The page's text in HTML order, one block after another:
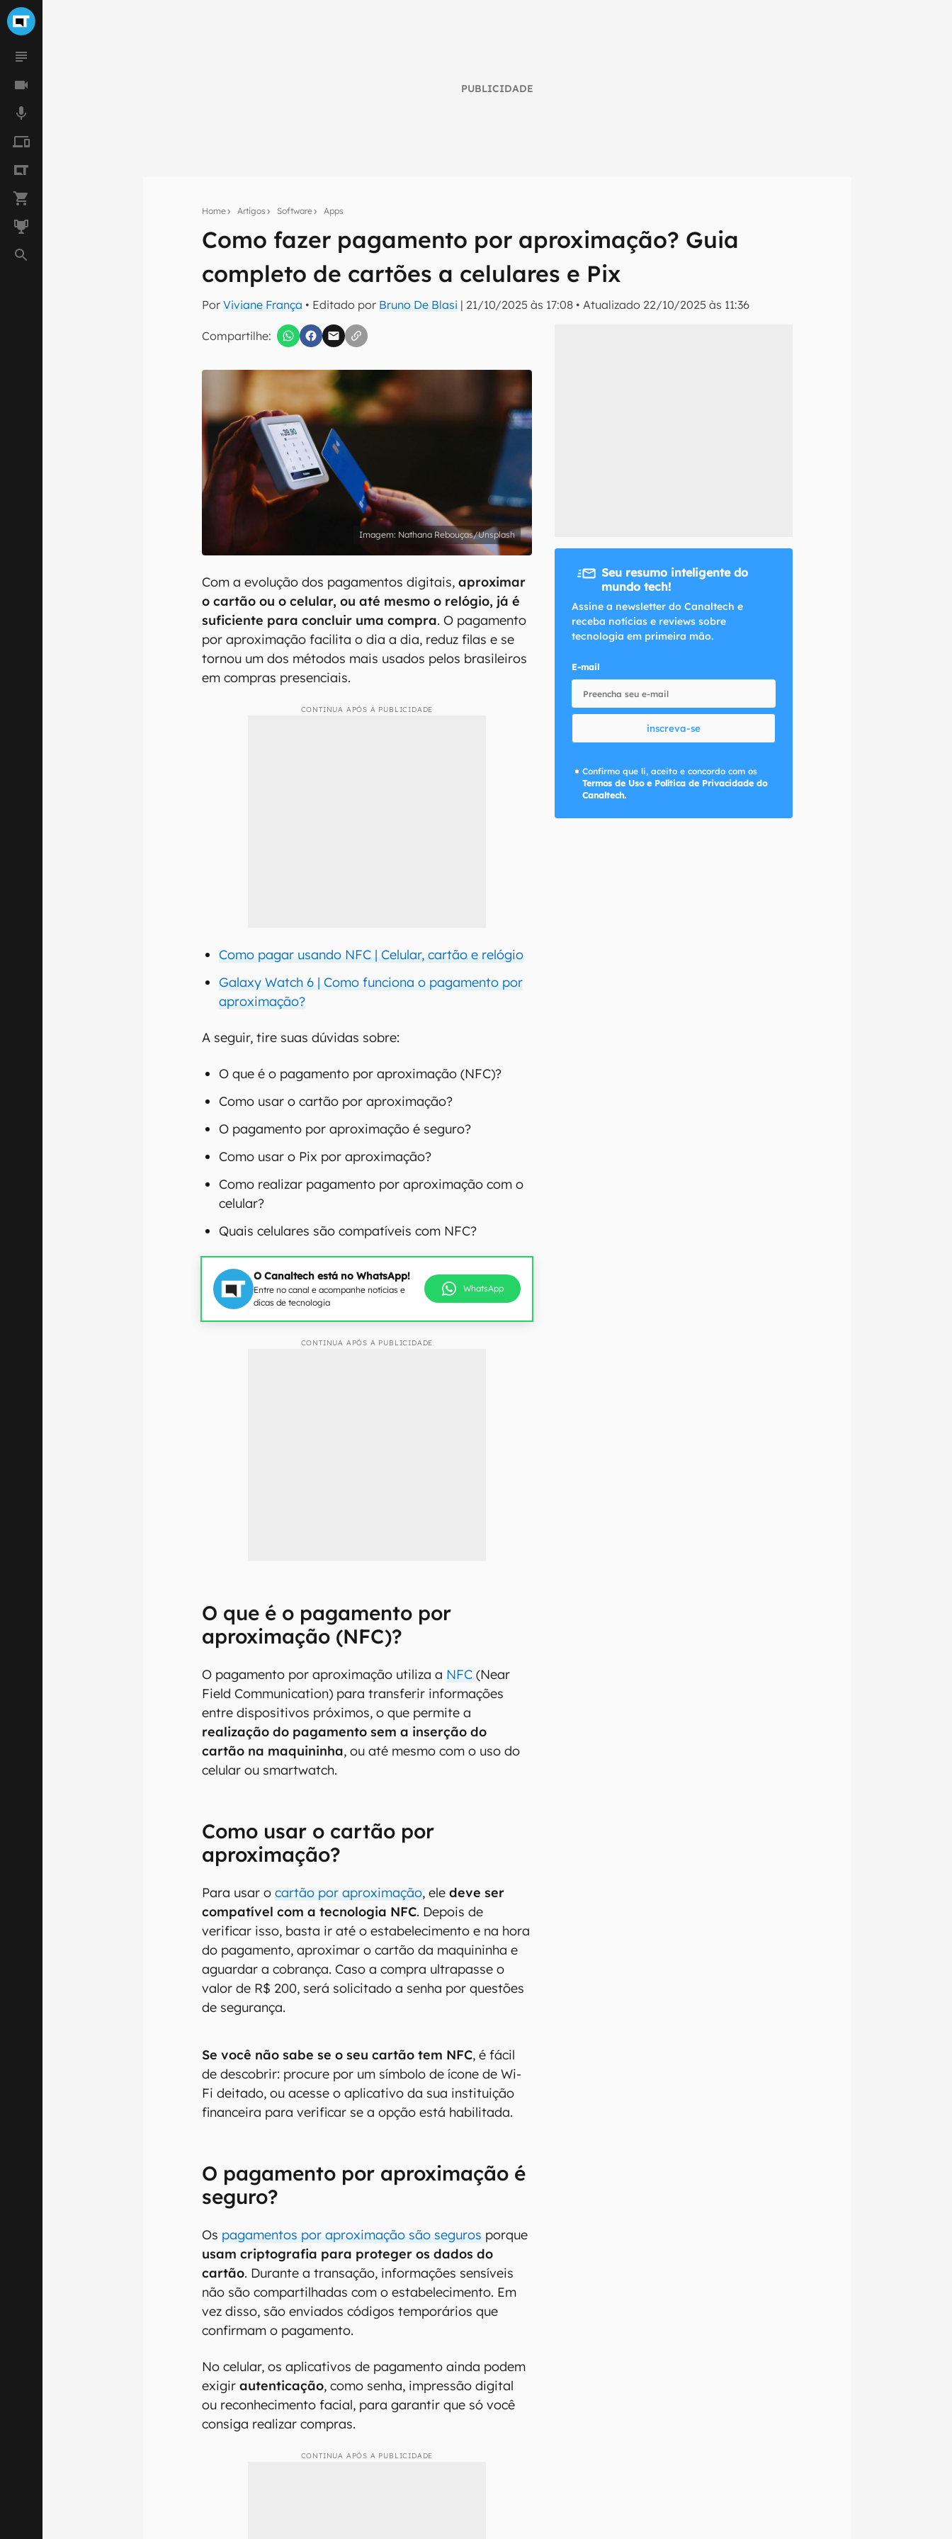
PUBLICIDADE
Home Artigos Software Apps
Como fazer pagamento por aproximação? Guia
completo de cartões a celulares e Pix
PorViviane França • Editado por Bruno De Blasi | 21/10/2025 às 17:08 •Atualizado 22/10/2025 às 11:36
Compartilhe:
Seu resumo inteligente do mundo tech!
Assine a newsletter do Canaltech e receba notícias e reviews sobre tecnologia em primeira
Confirmo que li, aceito e concordo com os Termos de Uso e Política de Privacidade do Canaltech.
Nathana Rebouças/Unsplash
Com a evolução dos pagamentos digitais,aproximar
o cartão ou o celular, ou até mesmo o relógio, já é
suficiente para concluir uma compra. O pagamento
por aproximação facilita o dia a dia, reduz filas e se
tornou um dos métodos mais usados pelos brasileiros
em compras presenciais.
CONTINUA APÓS A PUBLICIDADE
Como pagar usando NFC | Celular, cartão e relógio
Galaxy Watch 6 | Como funciona o pagamento por
aproximação?
A seguir, tire suas dúvidas sobre:
O que é o pagamento por aproximação (NFC)?
Como usar o cartão por aproximação?
O pagamento por aproximação é seguro?
Como usar o Pix por aproximação?
Como realizar pagamento por aproximação com o
celular?
Quais celulares são compatíveis com NFC?
O Canaltech está no WhatsApp!
Entre no canal e acompanhe notícias e
dicas de tecnologia
WhatsApp
CONTINUA APÓS A PUBLICIDADE
O que é o pagamento por
aproximação (NFC)?
O pagamento por aproximação utiliza a NFC(Near
Field Communication) para transferir informações
entre dispositivos próximos, o que permite a
realização do pagamento sem a inserção do
cartão na maquininha, ou até mesmo com o uso do
celular ou smartwatch.
Como usar o cartão por
aproximação?
Para usar ocartão por aproximação, eledeve ser
compatível com a tecnologia NFC. Depois de
verificar isso, basta ir até o estabelecimento e na hora
do pagamento, aproximar o cartão da maquininha e
aguardar a cobrança. Caso a compra ultrapasse o
valor de R$ 200, será solicitado a senha por questões
de segurança.
Se você não sabe se o seu cartão tem NFC, é fácil
de descobrir: procure por um símbolo de ícone de Wi-
Fi deitado, ou acesse o aplicativo da sua instituição
financeira para verificar se a opção está habilitada.
O pagamento por aproximação é
seguro?
Os pagamentos por aproximação são seguros porque
usam criptografia para proteger os dados do
cartão. Durante a transação, informações sensíveis
não são compartilhadas com o estabelecimento. Em
vez disso, são enviados códigos temporários que
confirmam o pagamento.
No celular, os aplicativos de pagamento ainda podem
exigirautenticação, como senha, impressão digital
ou reconhecimento facial, para garantir que só você
consiga realizar compras.
CONTINUA APÓS A PUBLICIDADE
Seu resumo inteligente do
mundo tech!
Assine a newsletter do Canaltech e
receba notícias e reviews sobre
tecnologia em primeira mão.
E-mail
inscreva-se
Confirmo que li, aceito e concordo com os
Termos de Uso e Política de Privacidade do
Canaltech.